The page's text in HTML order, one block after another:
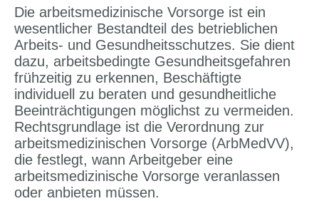
Die arbeitsmedizinische Vorsorge ist ein
wesentlicher Bestandteil des betrieblichen
Arbeits- und Gesundheitsschutzes. Sie dient
dazu, arbeitsbedingte Gesundheitsgefahren
frühzeitig zu erkennen, Beschäftigte
individuell zu beraten und gesundheitliche
Beeinträchtigungen möglichst zu vermeiden.
Rechtsgrundlage ist die Verordnung zur
arbeitsmedizinischen Vorsorge (ArbMedVV),
die festlegt, wann Arbeitgeber eine
arbeitsmedizinische Vorsorge veranlassen
oder anbieten müssen.